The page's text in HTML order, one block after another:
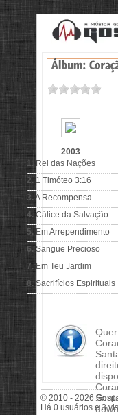
2003
1. Rei das Nações
2. 1 Timóteo 3:16
3.A Recompensa
4. Cálice da Salvação
5. Em Arrependimento
6. Sangue Precioso
7. Em Teu Jardim
8. Sacrifícios Espirituais
© 2010 - 2026
Há 0 usuários e 3